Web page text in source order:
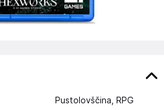
Pustolovščina, RPG